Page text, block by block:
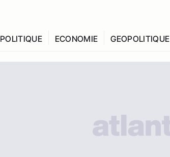
POLITIQUE ECONOMIE GEOPOLITIQUE